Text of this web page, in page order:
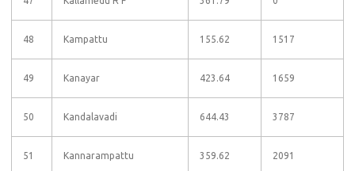
48 Kampattu 155.62 1517
49 Kanayar 423.64 1659
50 Kandalavadi 644.43 3787
51 Kannarampattu 359.62 2091